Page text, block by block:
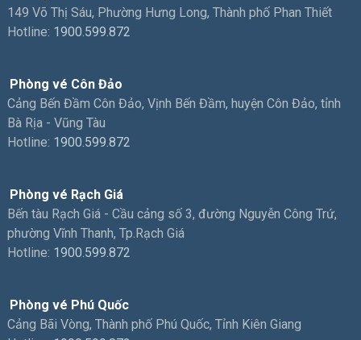
149 Võ Thị Sáu, Phường Hưng Long, Thành phố Phan Thiết
Hotline: 1900.599.872
Phòng vé Côn Đảo
Cảng Bến Đầm Côn Đảo, Vịnh Bến Đầm, huyện Côn Đảo, tỉnh
Bà Rịa - Vũng Tàu
Hotline: 1900.599.872
Phòng vé Rạch Giá
Bến tàu Rạch Giá - Cầu cảng số 3, đường Nguyễn Công Trứ,
phường Vĩnh Thanh, Tp.Rạch Giá
Hotline: 1900.599.872
Phòng vé Phú Quốc
Cảng Bãi Vòng, Thành phố Phú Quốc, Tỉnh Kiên Giang